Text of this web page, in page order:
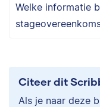
Welke informatie
Citeer dit
Als je naar deze